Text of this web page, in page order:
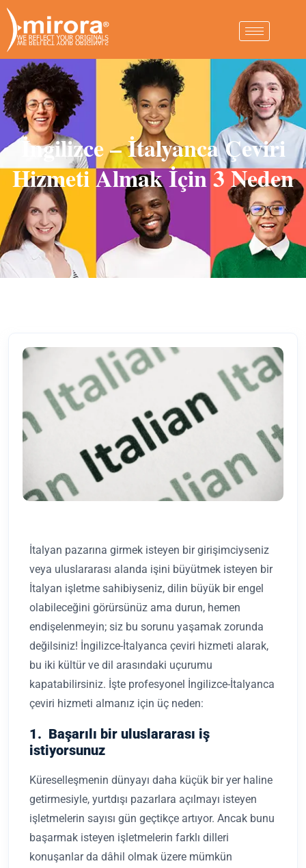
İngilizce – İtalyanca Çeviri
Hizmeti Almak İçin 3 Neden
İtalyan pazarına girmek isteyen bir girişimciyseniz
veya uluslararası alanda işini büyütmek isteyen bir
İtalyan işletme sahibiyseniz, dilin büyük bir engel
olabileceğini görürsünüz ama durun, hemen
endişelenmeyin; siz bu sorunu yaşamak zorunda
değilsiniz! İngilizce-İtalyanca çeviri hizmeti alarak,
bu iki kültür ve dil arasındaki uçurumu
kapatabilirsiniz. İşte profesyonel İngilizce-İtalyanca
çeviri hizmeti almanız için üç neden:
1. Başarılı bir uluslararası iş
istiyorsunuz
Küreselleşmenin dünyayı daha küçük bir yer haline
getirmesiyle, yurtdışı pazarlara açılmayı isteyen
işletmelerin sayısı gün geçtikçe artıyor. Ancak bunu
başarmak isteyen işletmelerin farklı dilleri
konuşanlar da dâhil olmak üzere mümkün